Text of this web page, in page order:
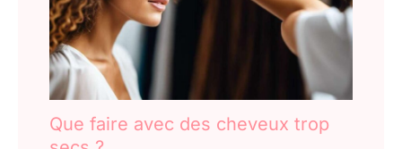
Que faire avec des cheveux trop